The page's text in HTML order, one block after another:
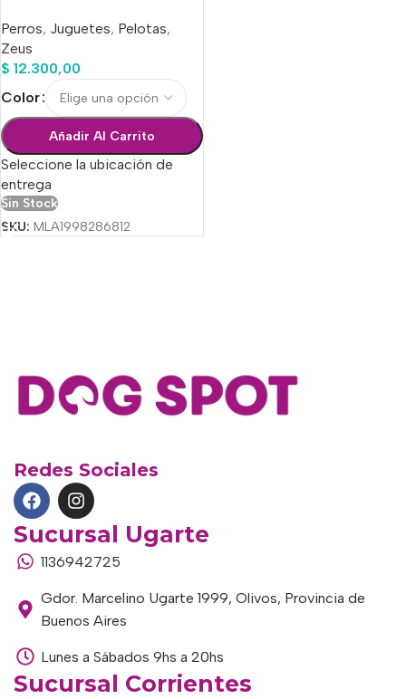
Perros, Juguetes, Pelotas,
Zeus
$ 12.300,00
Color
Añadir Al Carrito
Seleccione la ubicación de
entrega
Sin Stock
SKU: MLA1998286812
Redes Sociales
Sucursal Ugarte
1136942725
Gdor. Marcelino Ugarte 1999, Olivos, Provincia de
Buenos Aires
Lunes a Sábados 9hs a 20hs
Sucursal Corrientes